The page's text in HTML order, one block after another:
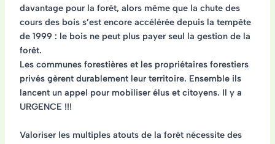
davantage pour la forêt, alors même que la chute des
cours des bois s’est encore accélérée depuis la tempête
de 1999 : le bois ne peut plus payer seul la gestion de la
forêt.
Les communes forestières et les propriétaires forestiers
privés gèrent durablement leur territoire. Ensemble ils
lancent un appel pour mobiliser élus et citoyens. Il y a
URGENCE !!!
Valoriser les multiples atouts de la forêt nécessite des